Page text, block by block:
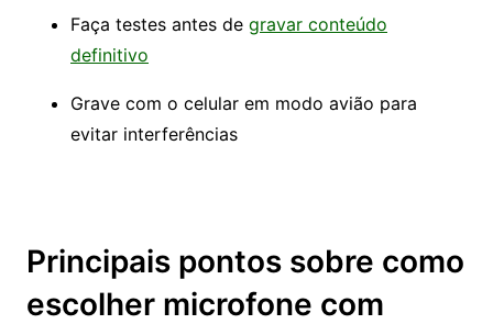
Faça testes antes de gravar conteúdo
definitivo
Grave com o celular em modo avião para
evitar interferências
Principais pontos sobre como
escolher microfone com